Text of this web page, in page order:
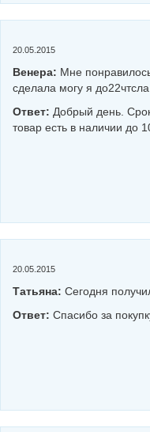
20.05.2015
Венера: Мне
сделала могу я до22чтсла
Ответ: Добрый день.
товар есть в наличии до
20.05.2015
Татьяна: Сегодня
Ответ: Спасибо за